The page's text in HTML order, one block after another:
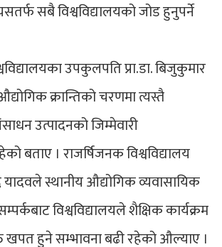
सबै विश्वविद्यालयको जोड हुनुपर्ने
उपकुलपति प्रा.डा. बिजुकुमार
क्रान्तिको चरणमा त्यस्तै
उत्पादनको जिम्मेवारी
बताए । राजर्षिजनक विश्वविद्यालय
यादवले स्थानीय औद्योगिक व्यवासायिक
विश्वविद्यालयले शैक्षिक कार्यक्रम
खपत हुने सम्भावना बढी रहेको औल्याए ।